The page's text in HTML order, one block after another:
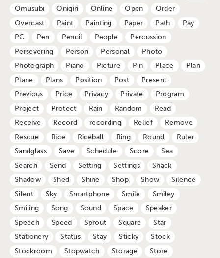
Omusubi
Onigiri Online Open
Order
Overcast
Paint Painting Paper Path
Pay
PC
Pen Pencil People
Percussion
Persevering
Person Personal
Photo
Photograph
Piano Picture Pin Place
Plan
Plane
Plans Position Post
Present
Previous
Price Privacy Private
Program
Project
Protect Rain Random
Read
Receive
Record recording Relief
Remove
Rescue
Rice Riceball Ring Round
Ruler
Sandglass
Save Schedule Score
Sea
Search
Send Setting Settings
Shack
Shadow
Shed Shine Shop Show
Silence
Silent
Sky Smartphone Smile
Smiley
Smiling
Song Sound Space
Speaker
Speech
Speed Sprout Square
Star
Stationery
Status Stay Sticky
Stock
Stockroom
Stopwatch Storage
Store